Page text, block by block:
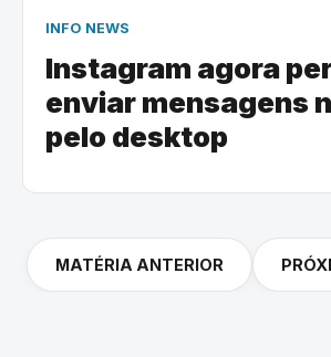
INFO NEWS
Instagram agora
enviar mensagens
pelo desktop
MATÉRIA ANTERIOR